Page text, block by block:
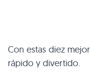
Con estas diez
rápido y divertido.